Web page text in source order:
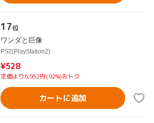
17位
ワンダと巨像
PS2(PlayStation2)
¥528
定価より6,952円(92%)おトク
カートに追加